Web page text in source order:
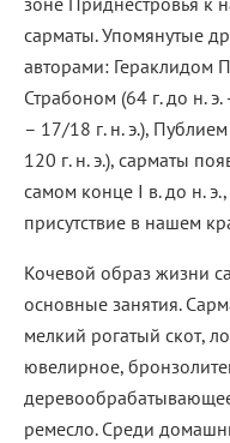
сарматы. Упомянутые
авторами: Гераклидом
Страбоном (64 г. до н. э.
– 17/18 г. н. э.),
120 г. н. э.), сарматы
самом конце I в. до н.
присутствие в нашем
Кочевой образ жизни
основные занятия.
мелкий рогатый скот,
ювелирное,
ремесло. Среди